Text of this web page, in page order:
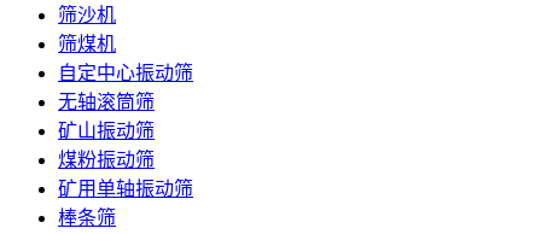
筛沙机
筛煤机
自定中心振动筛
无轴滚筒筛
矿山振动筛
煤粉振动筛
矿用单轴振动筛
棒条筛